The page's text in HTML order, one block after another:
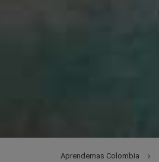
Aprendemas Colombia